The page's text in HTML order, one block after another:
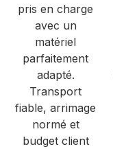
pris en charge
avec un
matériel
parfaitement
adapté.
Transport
fiable, arrimage
normé et
budget client